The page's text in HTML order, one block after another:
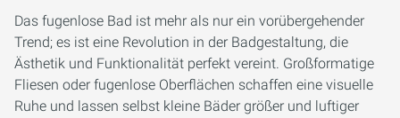
Das fugenlose Bad ist mehr als nur ein vorübergehender
Trend; es ist eine Revolution in der Badgestaltung, die
Ästhetik und Funktionalität perfekt vereint. Großformatige
Fliesen oder fugenlose Oberflächen schaffen eine visuelle
Ruhe und lassen selbst kleine Bäder größer und luftiger